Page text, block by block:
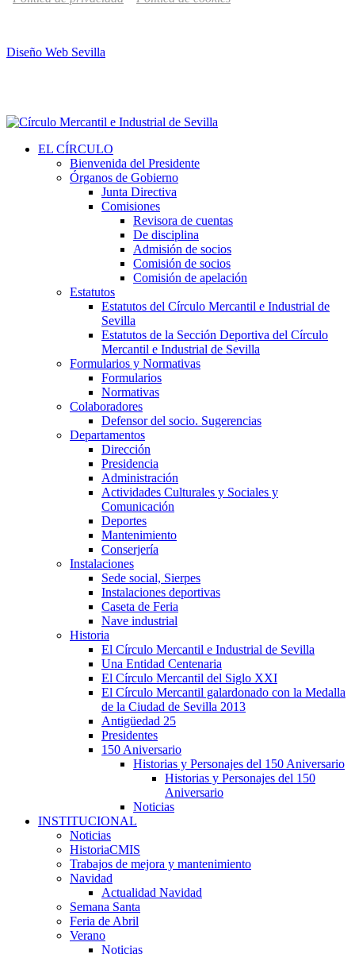
Diseño Web Sevilla
EL CÍRCULO
Bienvenida del Presidente
Órganos de Gobierno
Junta Directiva
Comisiones
Revisora de cuentas
De disciplina
Admisión de socios
Comisión de socios
Comisión de apelación
Estatutos
Estatutos del Círculo Mercantil e Industrial de
Sevilla
Estatutos de la Sección Deportiva del Círculo
Mercantil e Industrial de Sevilla
Formularios y Normativas
Formularios
Normativas
Colaboradores
Defensor del socio. Sugerencias
Departamentos
Dirección
Presidencia
Administración
Actividades Culturales y Sociales y
Comunicación
Deportes
Mantenimiento
Conserjería
Instalaciones
Sede social, Sierpes
Instalaciones deportivas
Caseta de Feria
Nave industrial
Historia
El Círculo Mercantil e Industrial de Sevilla
Una Entidad Centenaria
El Círculo Mercantil del Siglo XXI
El Círculo Mercantil galardonado con la Medalla
de la Ciudad de Sevilla 2013
Antigüedad 25
Presidentes
150 Aniversario
Historias y Personajes del 150 Aniversario
Historias y Personajes del 150
Aniversario
Noticias
INSTITUCIONAL
Noticias
HistoriaCMIS
Trabajos de mejora y mantenimiento
Navidad
Actualidad Navidad
Semana Santa
Feria de Abril
Verano
Noticias